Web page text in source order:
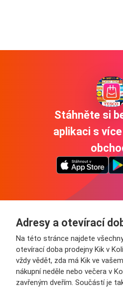
Stáhněte si
aplikaci s
Adresy a otevírací
Na této stránce najdete
otevírací doba prodejny Kik v
vždy vědět, zda má Kik ve
nákupní neděle nebo večera v
zavřeným dveřím. Součástí je